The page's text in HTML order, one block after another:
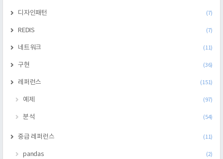
디자인패턴 (7)
REDIS (7)
네트워크 (11)
구현 (36)
레퍼런스 (151)
예제 (97)
분석 (54)
중급 레퍼런스 (11)
pandas (2)